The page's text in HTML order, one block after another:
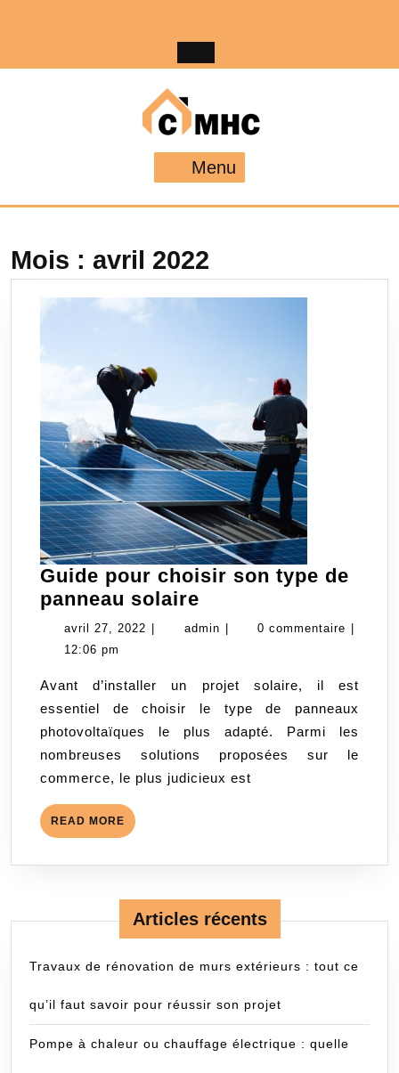
Menu
Mois : avril 2022
Guide pour choisir son type de
panneau solaire
pour
type
de
panneau
solaire
avril 27, 2022 avril
admin admin0 commentaire
12:06 pm
Avant d’installer un projet solaire, il est
essentiel de choisir le type de panneaux
photovoltaïques le plus adapté. Parmi les
nombreuses solutions proposées sur le
commerce, le plus judicieux est
READ MORE READ
MORE
Articles récents
Travaux de rénovation de murs extérieurs : tout ce
qu’il faut savoir pour réussir son projet
Pompe à chaleur ou chauffage électrique : quelle